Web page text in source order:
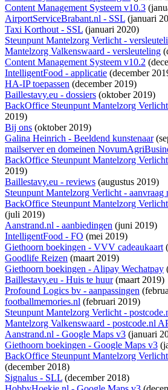
Content Management Systeem v10.3
AirportServiceBrabant.nl - SSL (januari
Taxi Korthout - SSL (januari 2020)
Steunpunt Mantelzorg Verlicht -
Mantelzorg Valkenswaard - versleuteling
Content Management Systeem v10.2
IntelligentFood - applicatie (december
HA-IP toepassen (december 2019)
Baillestavy.eu - dossiers (oktober 2019)
BackOffice Steunpunt Mantelzorg
2019)
Bij ons (oktober 2019)
Galina Heinrich - Beeldend kunstenaar
mailserver en domeinen
BackOffice Steunpunt Mantelzorg
2019)
Baillestavy.eu - reviews (augustus 2019)
Steunpunt Mantelzorg Verlicht - aanvraag
BackOffice Steunpunt Mantelzorg
(juli 2019)
Aanstrand.nl - aanbiedingen (juni 2019)
IntelligentFood - FO (mei 2019)
Giethoorn boekingen - VVV cadeaukaart
Goodlife Reizen (maart 2019)
Giethoorn boekingen - Alipay Wechatpay
Baillestavy.eu - Huis te huur(maart 2019)
Profound Logics bv - aanpassingen
footballmemories.nl (februari 2019)
Steunpunt Mantelzorg Verlicht -
Mantelzorg Valkenswaard - postcode.nl
Aanstrand.nl - Google Maps v3 (januari
Giethoorn boekingen - Google Maps v3
BackOffice Steunpunt Mantelzorg
(december 2018)
Signalus - SLL (december 2018)